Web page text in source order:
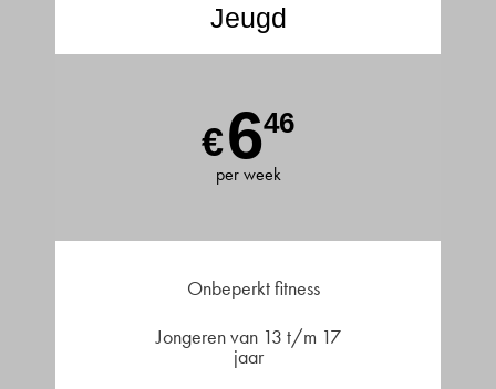
Jeugd
€646
per week
Onbeperkt fitness
Jongeren van 13 t/m 17
jaar